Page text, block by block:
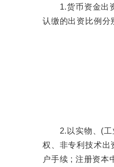
1.货币资金出资
认缴的出资比例分
2.以实物、(工业
权、非专利技术出
户手续 ; 注册资本